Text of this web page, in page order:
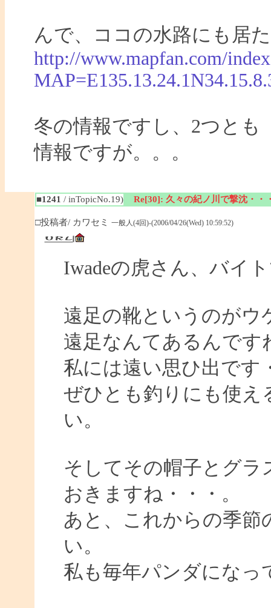
んで、ココの水路にも居
http://www.mapfan.com/
冬の情報ですし、2つと
情報ですが。。。
■1241 / inTopicNo.19) Re[30]: 久々の紀ノ川で撃沈・・
□投稿者/ カワセミ 一般人(4回)-(2006/04/26(Wed) 10:59:52)
Iwadeの虎さん、バイ
遠足の靴というのがウ
遠足なんてあるんです
私には遠い思ひ出です
ぜひとも釣りにも使え
い。
そしてその帽子とグラ
おきますね・・・。
あと、これからの季節
い。
私も毎年パンダになっ